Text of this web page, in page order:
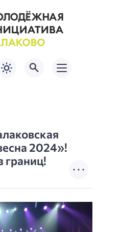
2024»!
границ!